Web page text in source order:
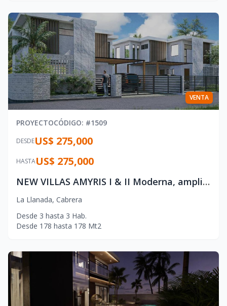
VENTA
PROYECTOCÓDIGO: #1509
DESDEUS$ 275,000
HASTAUS$ 275,000
NEW VILLAS AMYRIS I & II Moderna, amplia y lista para la vida real en Cabrera.
La Llanada, Cabrera
Desde 3 hasta 3 Hab.
Desde 178 hasta 178 Mt2